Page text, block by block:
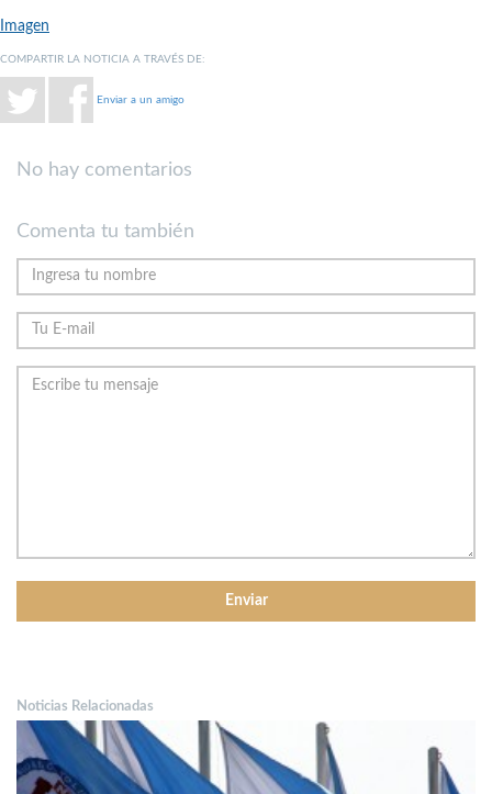
Imagen
COMPARTIR LA NOTICIA A TRAVÉS DE:
Enviar a un amigo
No hay comentarios
Comenta tu también
Noticias Relacionadas